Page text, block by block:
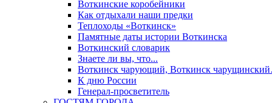
Воткинские коробейники
Как отдыхали наши предки
Теплоходы «Воткинск»
Памятные даты истории Воткинска
Воткинский словарик
Знаете ли вы, что...
Воткинск чарующий, Воткинск
К дню России
Генерал-просветитель